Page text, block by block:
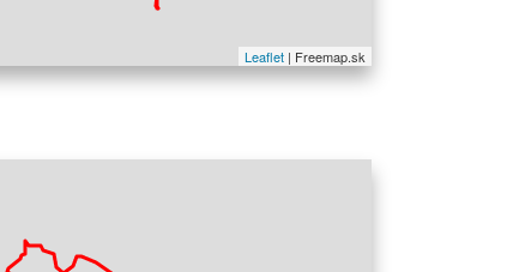
Leaflet | Freemap.sk